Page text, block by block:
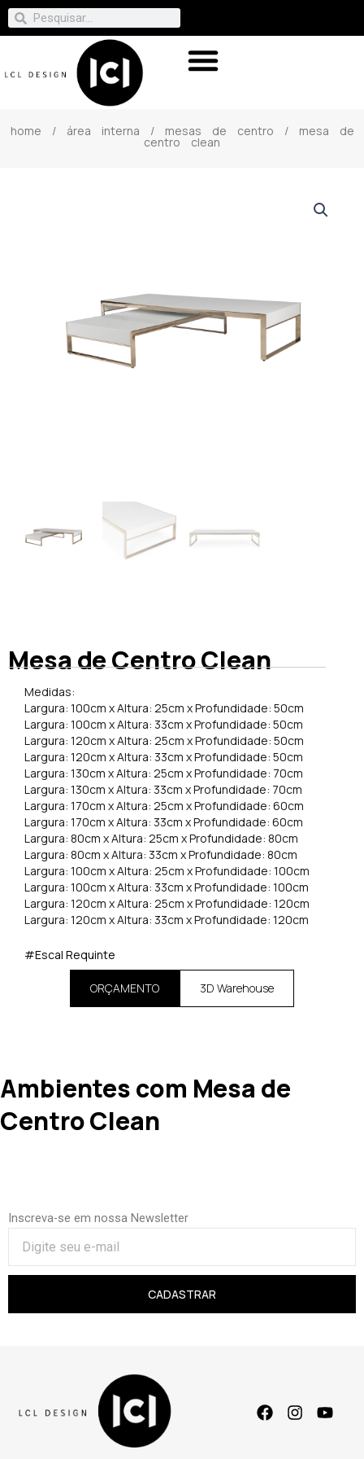
home / área interna / mesas de centro / mesa de
centro clean
Mesa de Centro Clean
Medidas:
Largura: 100cm x Altura: 25cm x Profundidade: 50cm
Largura: 100cm x Altura: 33cm x Profundidade: 50cm
Largura: 120cm x Altura: 25cm x Profundidade: 50cm
Largura: 120cm x Altura: 33cm x Profundidade: 50cm
Largura: 130cm x Altura: 25cm x Profundidade: 70cm
Largura: 130cm x Altura: 33cm x Profundidade: 70cm
Largura: 170cm x Altura: 25cm x Profundidade: 60cm
Largura: 170cm x Altura: 33cm x Profundidade: 60cm
Largura: 80cm x Altura: 25cm x Profundidade: 80cm
Largura: 80cm x Altura: 33cm x Profundidade: 80cm
Largura: 100cm x Altura: 25cm x Profundidade: 100cm
Largura: 100cm x Altura: 33cm x Profundidade: 100cm
Largura: 120cm x Altura: 25cm x Profundidade: 120cm
Largura: 120cm x Altura: 33cm x Profundidade: 120cm
#Escal Requinte
ORÇAMENTO 3D Warehouse
Ambientes com Mesa de
Centro Clean
Inscreva-se em nossa Newsletter
CADASTRAR